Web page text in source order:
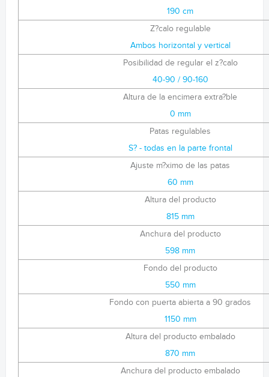
190 cm
Z?calo regulable
Ambos horizontal y vertical
Posibilidad de regular el z?calo
40-90 / 90-160
Altura de la encimera extra?ble
0 mm
Patas regulables
S? - todas en la parte frontal
Ajuste m?ximo de las patas
60 mm
Altura del producto
815 mm
Anchura del producto
598 mm
Fondo del producto
550 mm
Fondo con puerta abierta a 90 grados
1150 mm
Altura del producto embalado
870 mm
Anchura del producto embalado